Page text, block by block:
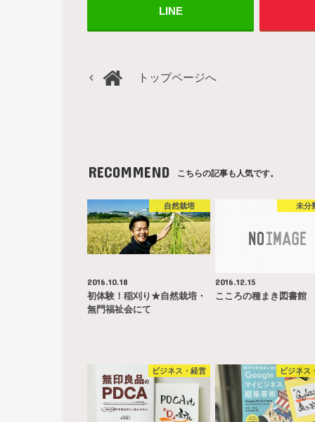
LINE
トップページへ
RECOMMEND こちらの記事も人気です。
自然栽培
2016.10.18
初体験！稲刈り★自然栽培・
無門福祉会にて
未分
2016.12.15
こころの種まき図書館
ビジネス・経営 ビジネス